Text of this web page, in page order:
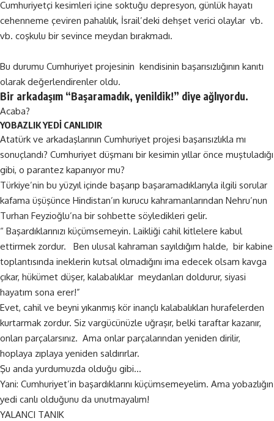
Cumhuriyetçi kesimleri içine soktuğu depresyon, günlük hayatı
cehenneme çeviren pahalılık, İsrail’deki dehşet verici olaylar vb.
vb. coşkulu bir sevince meydan bırakmadı.
Bu durumu Cumhuriyet projesinin kendisinin başarısızlığının kanıtı
olarak değerlendirenler oldu.
Bir arkadaşım “Başaramadık, yenildik!” diye ağlıyordu.
Acaba?
YOBAZLIK YEDİ CANLIDIR
Atatürk ve arkadaşlarının Cumhuriyet projesi başarısızlıkla mı
sonuçlandı? Cumhuriyet düşmanı bir kesimin yıllar önce muştuladığı
gibi, o parantez kapanıyor mu?
Türkiye’nin bu yüzyıl içinde başarıp başaramadıklarıyla ilgili sorular
kafama üşüşünce Hindistan’ın kurucu kahramanlarından Nehru’nun
Turhan Feyzioğlu’na bir sohbette söyledikleri gelir.
“ Başardıklarınızı küçümsemeyin. Laikliği cahil kitlelere kabul
ettirmek zordur. Ben ulusal kahraman sayıldığım halde, bir kabine
toplantısında ineklerin kutsal olmadığını ima edecek olsam kavga
çıkar, hükümet düşer, kalabalıklar meydanları doldurur, siyasi
hayatım sona erer!”
Evet, cahil ve beyni yıkanmış kör inançlı kalabalıkları hurafelerden
kurtarmak zordur. Siz vargücünüzle uğraşır, belki taraftar kazanır,
onları parçalarsınız. Ama onlar parçalarından yeniden dirilir,
hoplaya zıplaya yeniden saldırırlar.
Şu anda yurdumuzda olduğu gibi…
Yani: Cumhuriyet’in başardıklarını küçümsemeyelim. Ama yobazlığın
yedi canlı olduğunu da unutmayalım!
YALANCI TANIK